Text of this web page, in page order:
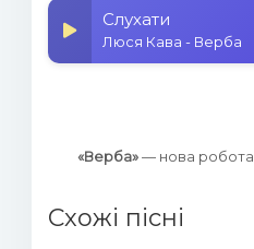
Слухати
Люся Кава - Верба
«Верба»— нова робота
Схожі пісні